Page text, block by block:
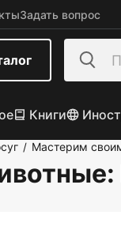
Задать вопрос
Книги
/ Мастерим